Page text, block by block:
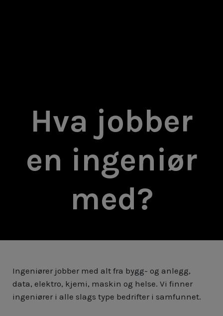
Hva jobber
en ingeniør
med?
Ingeniører jobber med alt fra bygg- og anlegg,
data, elektro, kjemi, maskin og helse. Vi finner
ingeniører i alle slags type bedrifter i samfunnet.